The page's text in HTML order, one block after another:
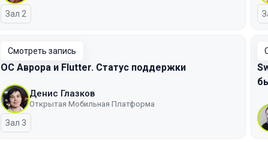
Зал 2
Смотреть запись
ОС Аврора и Flutter. Статус поддержки
Денис Глазков
Открытая Мобильная Платформа
Зал 3